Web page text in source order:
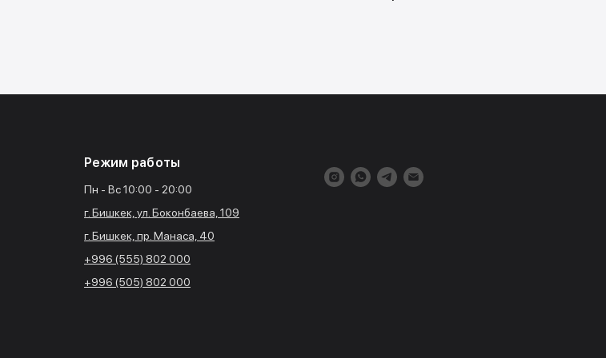
Режим работы
Пн - Вс 10:00 - 20:00
г. Бишкек, ул. Боконбаева, 109
г. Бишкек, пр. Манаса, 40
+996 (555) 802 000
+996 (505) 802 000